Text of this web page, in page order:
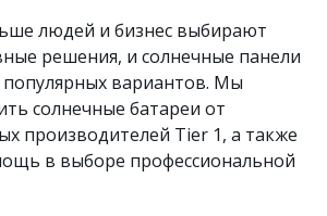
людей и бизнес выбирают
решения, и солнечные панели
популярных вариантов. Мы
солнечные батареи от
производителей Tier 1, а также
в выборе профессиональной